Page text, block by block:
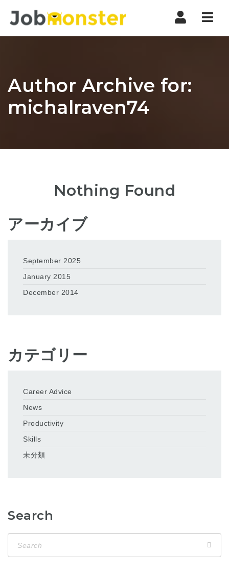
Author Archive for:
michalraven74
Nothing Found
アーカイブ
September 2025
January 2015
December 2014
カテゴリー
Career Advice
News
Productivity
Skills
未分類
Search